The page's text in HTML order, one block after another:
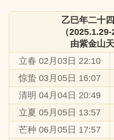
乙巳年二十
（2025.1.29-
由紫金山
立春 02月03日 22:10
惊蛰 03月05日 16:07
清明 04月04日 20:49
立夏 05月05日 13:57
芒种 06月05日 17:57